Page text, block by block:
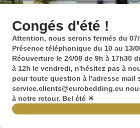
Congés d'été !
Attention, nous serons fermés du 07/
Présence téléphonique du 10 au 13/
Réouverture le 24/08 de 9h à 17h30
à 12h le vendredi, n'hésitez pas à
pour toute question à l'adresse mail
service.clients@eurobedding.eu
à notre retour. Bel été ☀